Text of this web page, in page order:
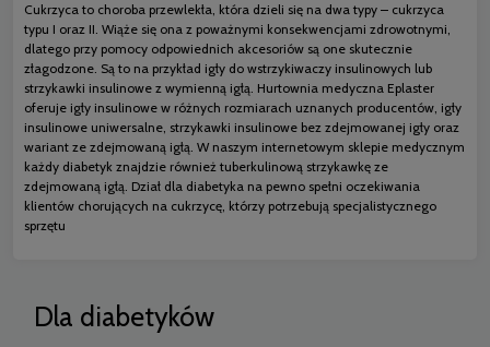
Cukrzyca to choroba przewlekła, która dzieli się na dwa typy – cukrzyca
typu I oraz II. Wiąże się ona z poważnymi konsekwencjami zdrowotnymi,
dlatego przy pomocy odpowiednich akcesoriów są one skutecznie
złagodzone. Są to na przykład igły do wstrzykiwaczy insulinowych lub
strzykawki insulinowe z wymienną igłą. Hurtownia medyczna Eplaster
oferuje igły insulinowe w różnych rozmiarach uznanych producentów, igły
insulinowe uniwersalne, strzykawki insulinowe bez zdejmowanej igły oraz
wariant ze zdejmowaną igłą. W naszym internetowym sklepie medycznym
każdy diabetyk znajdzie również tuberkulinową strzykawkę ze
zdejmowaną igłą. Dział dla diabetyka na pewno spełni oczekiwania
klientów chorujących na cukrzycę, którzy potrzebują specjalistycznego
sprzętu
Dla diabetyków